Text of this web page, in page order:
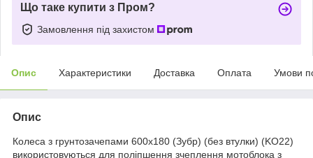
Що таке купити з Пром?
Замовлення під захистом
Опис Характеристики Доставка Оплата Умови
Опис
Колеса з грунтозачепами 600х180 (Зубр) (без втулки) (KO22)
використовуються для поліпшення зчеплення мотоблока з